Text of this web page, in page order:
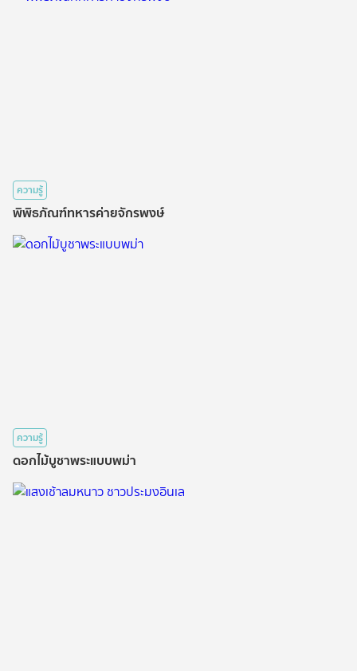
ความรู้
พิพิธภัณฑ์ทหารค่ายจักรพงษ์
ความรู้
ดอกไม้บูชาพระแบบพม่า